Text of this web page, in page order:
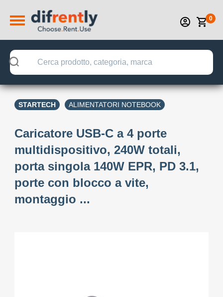
0
STARTECH ALIMENTATORI NOTEBOOK
Caricatore USB-C a 4 porte
multidispositivo, 240W totali,
porta singola 140W EPR, PD 3.1,
porte con blocco a vite,
montaggio ...